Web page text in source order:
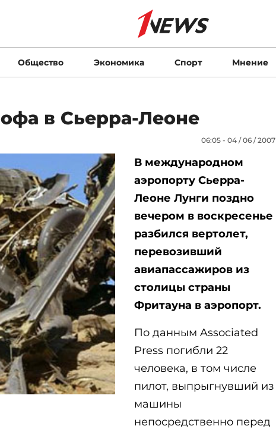
Общество Экономика Спорт Мнение
в Сьерра-Леоне
06:05 - 04 / 06 / 2007
В международном
аэропорту Сьерра-
Леоне Лунги поздно
вечером в воскресенье
разбился вертолет,
перевозивший
авиапассажиров из
столицы страны
Фритауна в аэропорт.
По данным Associated
Press погибли 22
человека, в том числе
пилот, выпрыгнувший из
машины
непосредственно перед